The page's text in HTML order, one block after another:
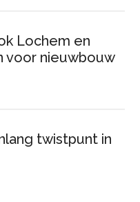
Lochem en
voor nieuwbouw
twistpunt in